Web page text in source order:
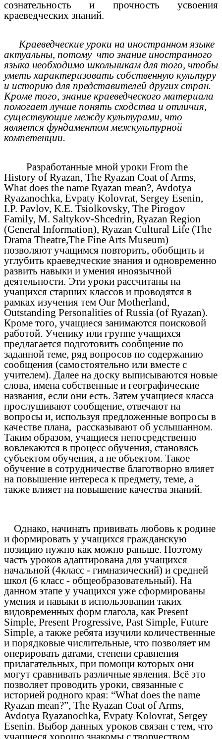
сознательность и прочность усвоения
краеведческих знаний.
Краеведческие уроки на иностранном языке
актуальны, потому что знание иностранного
языка необходимо школьникам для того, чтобы
уметь характеризовать собственную культуру
и историю для представителей других стран.
Кроме того, знание краеведческого материала
помогает лучше понять сходства и отличия,
существующие между культурами, что
является фундаментом межкультурной
компетенции.
Разработанные мной уроки From the
History of Ryazan, The Ryazan Coat of Arms,
What does the name Ryazan mean?, Avdotya
Ryazanochka, Evpaty Kolovrat, Sergey Esenin,
I.P. Pavlov, K.E. Tsiolkovsky, The Pirogov
Family, M. Saltykov-Shcedrin, Ryazan Region
(General Information), Ryazan Cultural Life (The
Drama Theatre,The Fine Arts Museum)
позволяют учащимся повторить, обобщить и
углубить краеведческие знания и одновременно
развить навыки и умения иноязычной
деятельности. Эти уроки рассчитаны на
учащихся старших классов и проводятся в
рамках изучения тем Our Motherland,
Outstanding Personalities of Russia (of Ryazan).
Кроме того, учащиеся занимаются поисковой
работой. Ученику или группе учащихся
предлагается подготовить сообщение по
заданной теме, ряд вопросов по содержанию
сообщения (самостоятельно или вместе с
учителем). Далее на доску выписываются новые
слова, имена собственные и географические
названия, если они есть. Затем учащиеся класса
прослушивают сообщение, отвечают на
вопросы и, используя предложенные вопросы в
качестве плана, рассказывают об услышанном.
Таким образом, учащиеся непосредственно
вовлекаются в процесс обучения, становясь
субъектом обучения, а не объектом. Такое
обучение в сотрудничестве благотворно влияет
на повышение интереса к предмету, теме, а
также влияет на повышение качества знаний.
Однако, начинать прививать любовь к родине
и формировать у учащихся гражданскую
позицию нужно как можно раньше. Поэтому
часть уроков адаптирована для учащихся
начальной (4класс - гимназический) и средней
школ (6 класс - общеобразовательный). На
данном этапе у учащихся уже сформированы
умения и навыки в использовании таких
видовременных форм глагола, как Present
Simple, Present Progressive, Past Simple, Future
Simple, а также ребята изучили количественные
и порядковые числительные, что позволяет им
оперировать датами, степени сравнения
прилагательных, при помощи которых они
могут сравнивать различные явления. Всё это
позволяет проводить уроки, связанные с
историей родного края: “What does the name
Ryazan mean?”, The Ryazan Coat of Arms,
Avdotya Ryazanochka, Evpaty Kolovrat, Sergey
Esenin. Выбор данных уроков связан с тем, что
учащиеся хорошо знакомы с творчеством